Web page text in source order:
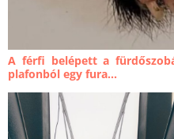
A férfi belépett a
plafonból egy fura...